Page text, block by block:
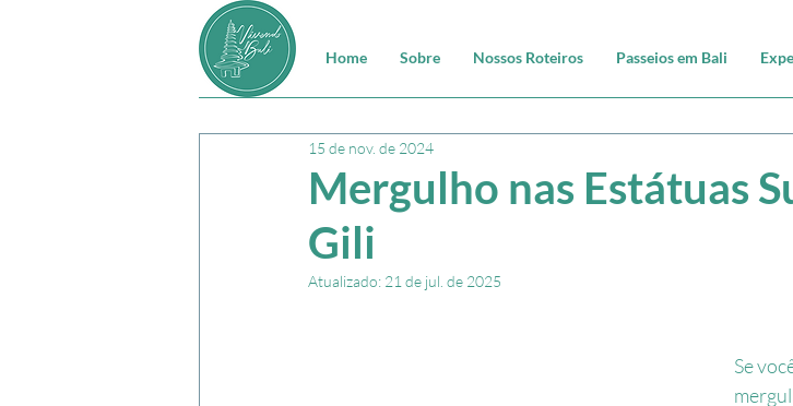
Home Sobre Nossos Roteiros Passeios em Bali
Mergulho nas Estátuas
Gili
15 de nov. de 2024
Atualizado: 21 de jul. de 2025
Se